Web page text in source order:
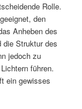
Rolle.
den
Anheben des
die Struktur des
jedoch zu
führen.
ein gewisses